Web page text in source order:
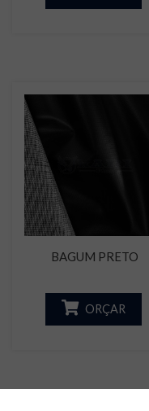
BAGUM PRETO
ORÇAR